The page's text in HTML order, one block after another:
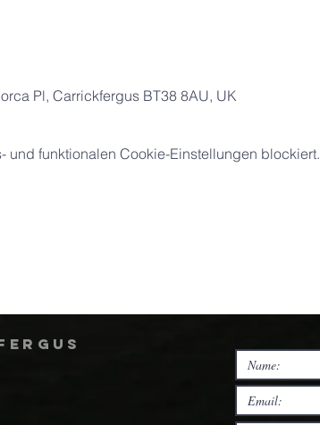
Pl, Carrickfergus BT38 8AU, UK
funktionalen Cookie-Einstellungen blockiert.